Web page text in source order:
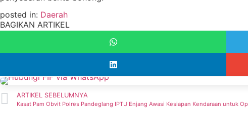
posted in: Daerah
BAGIKAN ARTIKEL
ARTIKEL SEBELUMNYA
Kasat Pam Obvit Polres Pandeglang IPTU Enjang Awasi Kesiapan Kendaraan untuk